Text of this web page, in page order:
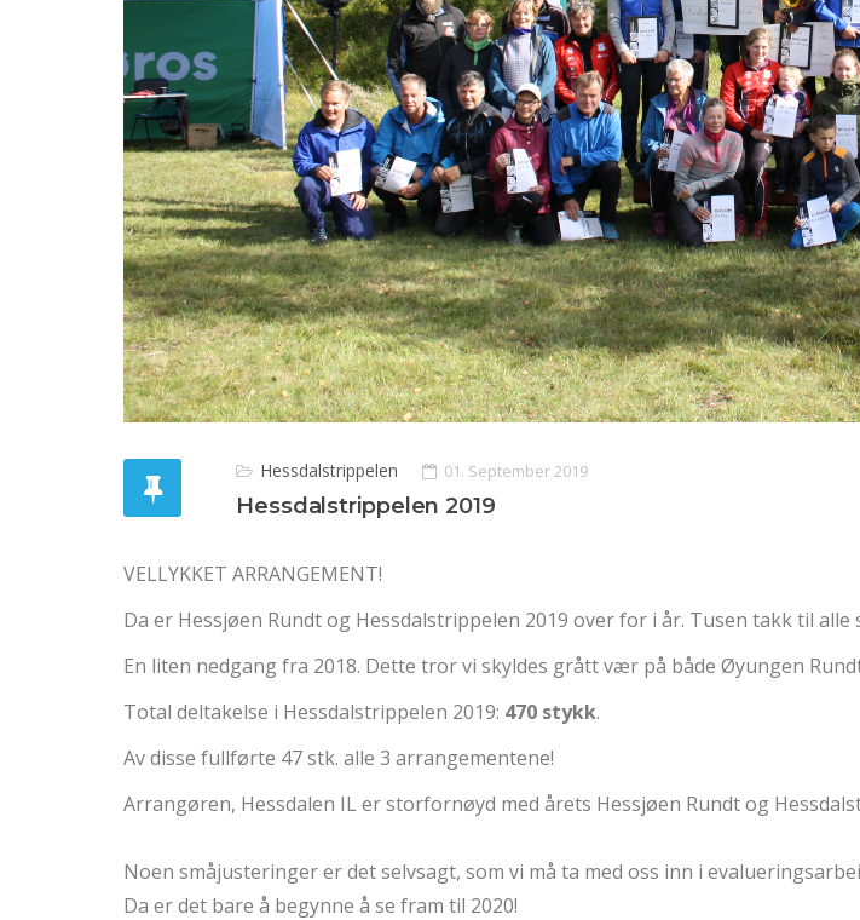
Hessdalstrippelen 01. September 2019
Hessdalstrippelen 2019
VELLYKKET ARRANGEMENT!
Da er Hessjøen Rundt og Hessdalstrippelen 2019 over for i år. Tusen takk til
En liten nedgang fra 2018. Dette tror vi skyldes grått vær på både Øyungen
Total deltakelse i Hessdalstrippelen 2019: 470 stykk.
Av disse fullførte 47 stk. alle 3 arrangementene!
Arrangøren, Hessdalen IL er storfornøyd med årets Hessjøen Rundt og
Noen småjusteringer er det selvsagt, som vi må ta med oss inn i
Da er det bare å begynne å se fram til 2020!